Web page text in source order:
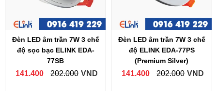
Đèn LED âm trần 7W 3 chế
độ sọc bạc ELINK EDA-
77SB
141.400 202.000 VND
Đèn LED âm trần 7W 3 chế
độ ELINK EDA-77PS
(Premium Silver)
141.400 202.000 VND